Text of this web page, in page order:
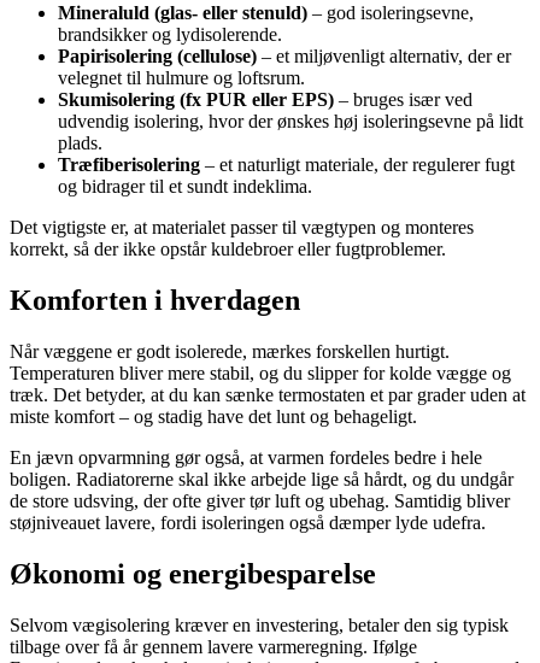
Mineraluld (glas- eller stenuld) – god isoleringsevne,
brandsikker og lydisolerende.
Papirisolering (cellulose) – et miljøvenligt alternativ, der er
velegnet til hulmure og loftsrum.
Skumisolering (fx PUR eller EPS) – bruges især ved
udvendig isolering, hvor der ønskes høj isoleringsevne på lidt
plads.
Træfiberisolering – et naturligt materiale, der regulerer fugt
og bidrager til et sundt indeklima.
Det vigtigste er, at materialet passer til vægtypen og monteres
korrekt, så der ikke opstår kuldebroer eller fugtproblemer.
Komforten i hverdagen
Når væggene er godt isolerede, mærkes forskellen hurtigt.
Temperaturen bliver mere stabil, og du slipper for kolde vægge og
træk. Det betyder, at du kan sænke termostaten et par grader uden at
miste komfort – og stadig have det lunt og behageligt.
En jævn opvarmning gør også, at varmen fordeles bedre i hele
boligen. Radiatorerne skal ikke arbejde lige så hårdt, og du undgår
de store udsving, der ofte giver tør luft og ubehag. Samtidig bliver
støjniveauet lavere, fordi isoleringen også dæmper lyde udefra.
Økonomi og energibesparelse
Selvom vægisolering kræver en investering, betaler den sig typisk
tilbage over få år gennem lavere varmeregning. Ifølge